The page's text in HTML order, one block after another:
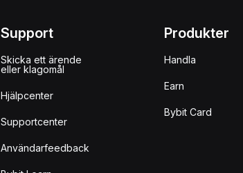
Support
Skicka ett ärende
eller klagomål
Hjälpcenter
Supportcenter
Användarfeedback
Produkter
Handla
Earn
Bybit Card